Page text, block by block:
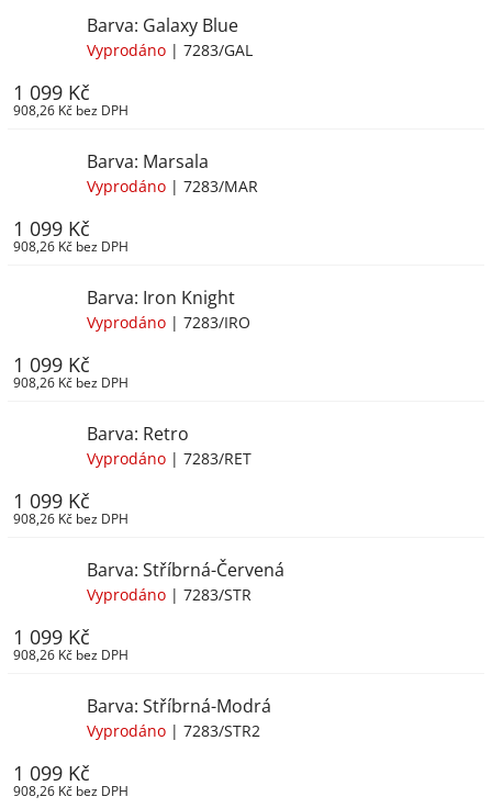
Barva: Galaxy Blue
Vyprodáno | 7283/GAL
1 099 Kč
908,26 Kč bez DPH
Barva: Marsala
Vyprodáno | 7283/MAR
1 099 Kč
908,26 Kč bez DPH
Barva: Iron Knight
Vyprodáno | 7283/IRO
1 099 Kč
908,26 Kč bez DPH
Barva: Retro
Vyprodáno | 7283/RET
1 099 Kč
908,26 Kč bez DPH
Barva: Stříbrná-Červená
Vyprodáno | 7283/STR
1 099 Kč
908,26 Kč bez DPH
Barva: Stříbrná-Modrá
Vyprodáno | 7283/STR2
1 099 Kč
908,26 Kč bez DPH